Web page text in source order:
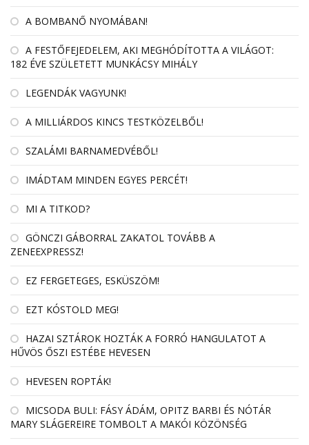
A BOMBANŐ NYOMÁBAN!
A FESTŐFEJEDELEM, AKI MEGHÓDÍTOTTA A VILÁGOT:
182 ÉVE SZÜLETETT MUNKÁCSY MIHÁLY
LEGENDÁK VAGYUNK!
A MILLIÁRDOS KINCS TESTKÖZELBŐL!
SZALÁMI BARNAMEDVÉBŐL!
IMÁDTAM MINDEN EGYES PERCÉT!
MI A TITKOD?
GÖNCZI GÁBORRAL ZAKATOL TOVÁBB A
ZENEEXPRESSZ!
EZ FERGETEGES, ESKÜSZÖM!
EZT KÓSTOLD MEG!
HAZAI SZTÁROK HOZTÁK A FORRÓ HANGULATOT A
HŰVÖS ŐSZI ESTÉBE HEVESEN
HEVESEN ROPTÁK!
MICSODA BULI: FÁSY ÁDÁM, OPITZ BARBI ÉS NÓTÁR
MARY SLÁGEREIRE TOMBOLT A MAKÓI KÖZÖNSÉG